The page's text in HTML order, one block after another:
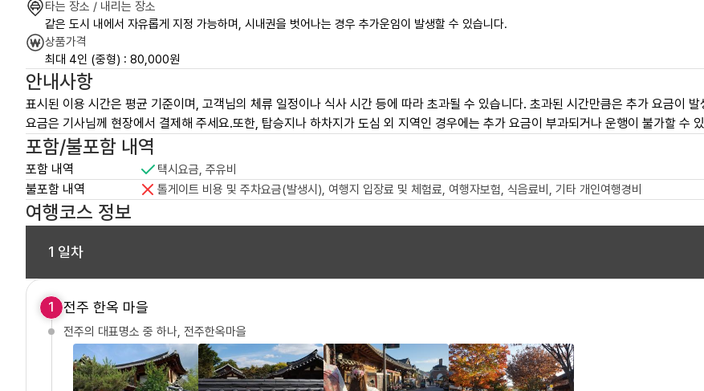
한국어
타는 장소 / 내리는 장소
같은 도시 내에서 자유롭게 지정 가능하며, 시내권을 벗어나는 경우 추가운임이 발생할 수 있습니다.
상품가격
최대 4인 (중형) : 80,000원
안내사항
표시된 이용 시간은 평균 기준이며, 고객님의 체류 일정이나 식사 시간 등에 따라 초과될 수 있습니다. 초과된 시간만큼은 추가 요금이 발
요금은 기사님께 현장에서 결제해 주세요.또한, 탑승지나 하차지가 도심 외 지역인 경우에는 추가 요금이 부과되거나 운행이 불가할 수 있
포함/불포함 내역
포함 내역 택시요금, 주유비
불포함 내역
여행코스 정보
1 전주 한옥 마을
전주의 대표명소 중 하나, 전주한옥마을